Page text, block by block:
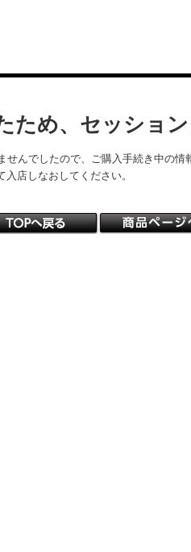
ため、セッショ
んでしたので、ご購入手続き中の情
店しなおしてください。